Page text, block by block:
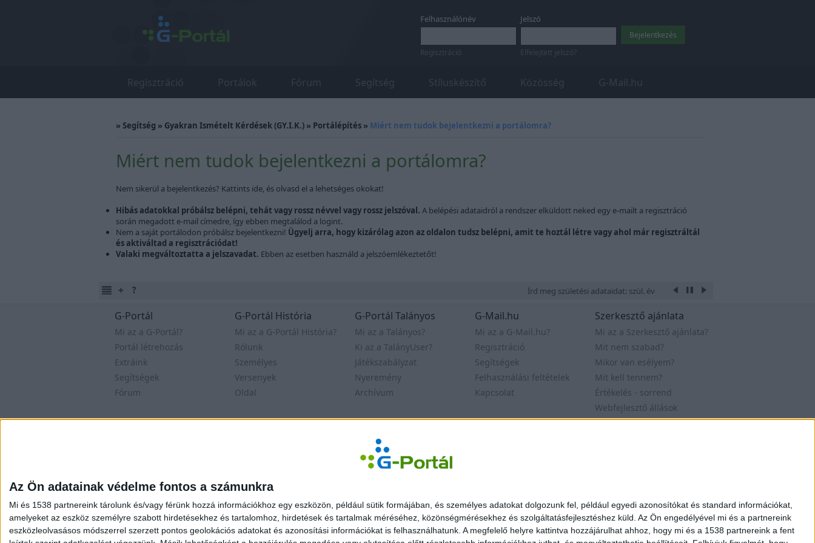
Az Ön adatainak védelme fontos a számunkra
Mi és 1538 partnereink tárolunk és/vagy férünk hozzá információkhoz egy eszközön, például sütik formájában, és személyes adatokat dolgozunk fel, például egyedi azonosítókat és standard információkat,
amelyeket az eszköz személyre szabott hirdetésekhez és tartalomhoz, hirdetések és tartalmak méréséhez, közönségmérésekhez és szolgáltatásfejlesztéshez küld. Az Ön engedélyével mi és a partnereink
eszközleolvasásos módszerrel szerzett pontos geolokációs adatokat és azonosítási információkat is felhasználhatunk. A megfelelő helyre kattintva hozzájárulhat ahhoz, hogy mi és a 1538 partnereink a fent
Felhasználónév
Regisztráció
Jelszó
Elfelejtett jelszó?
Regisztráció Portálok Fórum Segítség Stíluskészítő Közösség G-Mail.hu
» Segítség » Gyakran Ismételt Kérdések (GY.I.K.)» Portálépítés» Miért nem tudok bejelentkezni a portálomra?
Miért nem tudok bejelentkezni a portálomra?
Nem sikerül a bejelentkezés? Kattints ide, és olvasd el a lehetséges okokat!
Hibás adatokkal próbálsz belépni, tehát vagy rossz névvel vagy rossz jelszóval. A belépési adataidról a rendszer elküldött neked egy e-mailt a regisztráció
során megadott e-mail címedre, így ebben megtalálod a logint.
Nem a saját portálodon próbálsz bejelentkezni! Ügyelj arra, hogy kizárólag azon az oldalon tudsz belépni, amit te hoztál létre vagy ahol már regisztráltál
és aktiváltad a regisztrációdat!
Valaki megváltoztatta a jelszavadat. Ebben az esetben használd a jelszóemlékeztetőt!
Írd meg születési adataidat: szül. éve, hónapja, napja, óra és perce, a hely ahol
G-Portál
Mi az a G-Portál?
Portál létrehozás
Extráink
Segítségek
Fórum
G-Portál História
Mi az a G-Portál História?
Rólunk
Személyes
Versenyek
Oldal
G-Portál Talányos
Mi az a Talányos?
Ki az a TalányUser?
Játékszabályzat
Nyeremény
Archívum
G-Mail.hu
Mi az a G-Mail.hu?
Regisztráció
Segítségek
Felhasználási feltételek
Kapcsolat
Szerkesztő ajánlata
Mi az a Szerkesztő ajánlata?
Mit nem szabad?
Mikor van esélyem?
Mit kell tennem?
Értékelés - sorrend
Webfejlesztő állások